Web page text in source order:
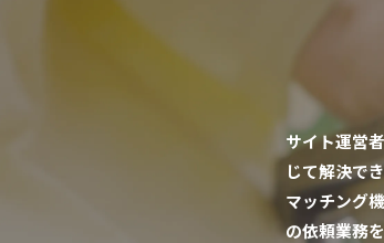
サイト運営
じて解決で
マッチング
の依頼業務